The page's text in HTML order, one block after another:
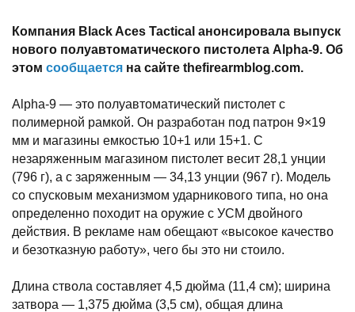
Компания Black Aces Tactical анонсировала выпуск
нового полуавтоматического пистолета Alpha-9. Об
этом сообщается на сайте thefirearmblog.com.
Alpha-9 — это полуавтоматический пистолет с
полимерной рамкой. Он разработан под патрон 9×19
мм и магазины емкостью 10+1 или 15+1. С
незаряженным магазином пистолет весит 28,1 унции
(796 г), а с заряженным — 34,13 унции (967 г). Модель
со спусковым механизмом ударникового типа, но она
определенно походит на оружие с УСМ двойного
действия. В рекламе нам обещают «высокое качество
и безотказную работу», чего бы это ни стоило.
Длина ствола составляет 4,5 дюйма (11,4 см); ширина
затвора — 1,375 дюйма (3,5 см), общая длина